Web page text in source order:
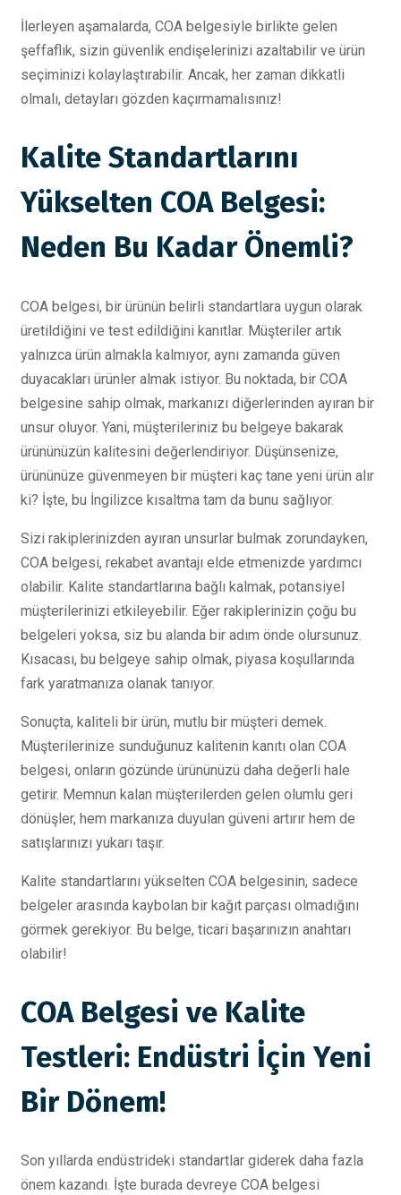
İlerleyen aşamalarda, COA belgesiyle birlikte gelen
şeffaflık, sizin güvenlik endişelerinizi azaltabilir ve ürün
seçiminizi kolaylaştırabilir. Ancak, her zaman dikkatli
olmalı, detayları gözden kaçırmamalısınız!
Kalite Standartlarını
Yükselten COA Belgesi:
Neden Bu Kadar Önemli?
COA belgesi, bir ürünün belirli standartlara uygun olarak
üretildiğini ve test edildiğini kanıtlar. Müşteriler artık
yalnızca ürün almakla kalmıyor, aynı zamanda güven
duyacakları ürünler almak istiyor. Bu noktada, bir COA
belgesine sahip olmak, markanızı diğerlerinden ayıran bir
unsur oluyor. Yani, müşterileriniz bu belgeye bakarak
ürününüzün kalitesini değerlendiriyor. Düşünsenize,
ürününüze güvenmeyen bir müşteri kaç tane yeni ürün alır
ki? İşte, bu İngilizce kısaltma tam da bunu sağlıyor.
Sizi rakiplerinizden ayıran unsurlar bulmak zorundayken,
COA belgesi, rekabet avantajı elde etmenizde yardımcı
olabilir. Kalite standartlarına bağlı kalmak, potansiyel
müşterilerinizi etkileyebilir. Eğer rakiplerinizin çoğu bu
belgeleri yoksa, siz bu alanda bir adım önde olursunuz.
Kısacası, bu belgeye sahip olmak, piyasa koşullarında
fark yaratmanıza olanak tanıyor.
Sonuçta, kaliteli bir ürün, mutlu bir müşteri demek.
Müşterilerinize sunduğunuz kalitenin kanıtı olan COA
belgesi, onların gözünde ürününüzü daha değerli hale
getirir. Memnun kalan müşterilerden gelen olumlu geri
dönüşler, hem markanıza duyulan güveni artırır hem de
satışlarınızı yukarı taşır.
Kalite standartlarını yükselten COA belgesinin, sadece
belgeler arasında kaybolan bir kağıt parçası olmadığını
görmek gerekiyor. Bu belge, ticari başarınızın anahtarı
olabilir!
COA Belgesi ve Kalite
Testleri: Endüstri İçin Yeni
Bir Dönem!
Son yıllarda endüstrideki standartlar giderek daha fazla
önem kazandı. İşte burada devreye COA belgesi